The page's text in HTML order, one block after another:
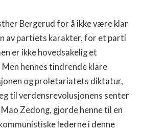
Bergerud for å ikke være klar
av partiets karakter, for et parti
er ikke hovedsakelig et
hennes tindrende klare
og proletariatets diktatur,
til verdensrevolusjonens senter
Zedong, gjorde henne til en
lederne i denne